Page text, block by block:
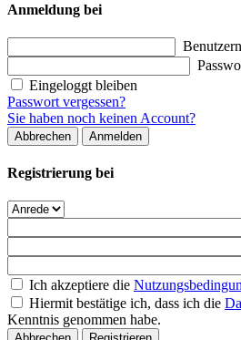
Anmeldung bei
Eingeloggt bleiben
Passwort vergessen?
Sie haben noch keinen Account?
Abbrechen Anmelden
Registrierung bei
Ich akzeptiere die
Hiermit bestätige ich, dass ich die
Kenntnis genommen habe.